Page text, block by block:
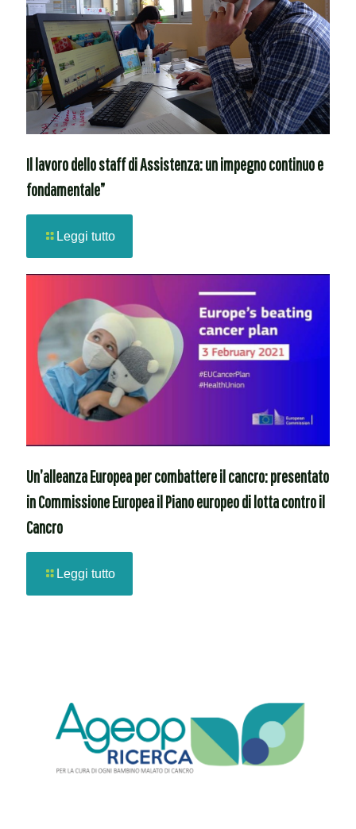
Il lavoro dello staff di Assistenza: un impegno continuo e
fondamentale”
Leggi tutto
Un’alleanza Europea per combattere il cancro: presentato
in Commissione Europea il Piano europeo di lotta contro il
Cancro
Leggi tutto